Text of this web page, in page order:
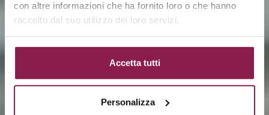
con altre informazioni che ha fornito loro o che hanno
raccolto dal suo utilizzo dei loro servizi.
Accetta tutti
Personalizza